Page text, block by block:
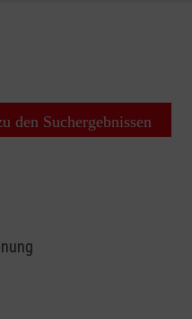
den Suchergebnissen